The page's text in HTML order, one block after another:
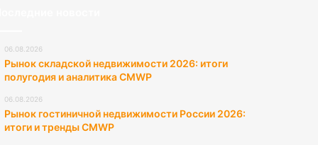
06.08.2026
Рынок складской недвижимости 2026: итоги
полугодия и аналитика CMWP
06.08.2026
Рынок гостиничной недвижимости России 2026:
итоги и тренды CMWP